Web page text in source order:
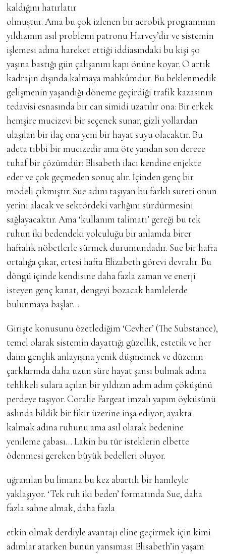
kaldığını hatırlatır
olmuştur. Ama bu çok izlenen bir aerobik programının
yıldızının asıl problemi patronu Harvey’dir ve sistemin
işlemesi adına hareket ettiği iddiasındaki bu kişi 50
yaşına bastığı gün çalışanını kapı önüne koyar. O artık
kadrajın dışında kalmaya mahkûmdur. Bu beklenmedik
gelişmenin yaşandığı döneme geçirdiği trafik kazasının
tedavisi esnasında bir can simidi uzatılır ona: Bir erkek
hemşire mucizevi bir seçenek sunar, gizli yollardan
ulaşılan bir ilaç ona yeni bir hayat suyu olacaktır. Bu
adeta tıbbi bir mucizedir ama öte yandan son derece
tuhaf bir çözümdür: Elisabeth ilacı kendine enjekte
eder ve çok geçmeden sonuç alır. İçinden genç bir
modeli çıkmıştır. Sue adını taşıyan bu farklı sureti onun
yerini alacak ve sektördeki varlığını sürdürmesini
sağlayacaktır. Ama ‘kullanım talimatı’ gereği bu tek
ruhun iki bedendeki yolculuğu bir anlamda birer
haftalık nöbetlerle sürmek durumundadır. Sue bir hafta
ortalığa çıkar, ertesi hafta Elizabeth görevi devralır. Bu
döngü içinde kendisine daha fazla zaman ve enerji
isteyen genç kanat, dengeyi bozacak hamlelerde
bulunmaya başlar…
Girişte konusunu özetlediğim ‘Cevher’ (The Substance),
temel olarak sistemin dayattığı güzellik, estetik ve her
daim gençlik anlayışına yenik düşmemek ve düzenin
çarklarında daha uzun süre hayat şansı bulmak adına
tehlikeli sulara açılan bir yıldızın adım adım çöküşünü
perdeye taşıyor. Coralie Fargeat imzalı yapım öyküsünü
aslında bildik bir fikir üzerine inşa ediyor; ayakta
kalmak adına ruhunu ama asıl olarak bedenine
yenileme çabası… Lakin bu tür isteklerin elbette
ödenmesi gereken büyük bedelleri oluyor.
uğranılan bu limana bu kez abartılı bir hamleyle
yaklaşıyor. ‘Tek ruh iki beden’ formatında Sue, daha
fazla sahne almak, daha fazla
etkin olmak derdiyle avantajı eline geçirmek için kimi
adımlar atarken bunun yansıması Elisabeth’in yaşam